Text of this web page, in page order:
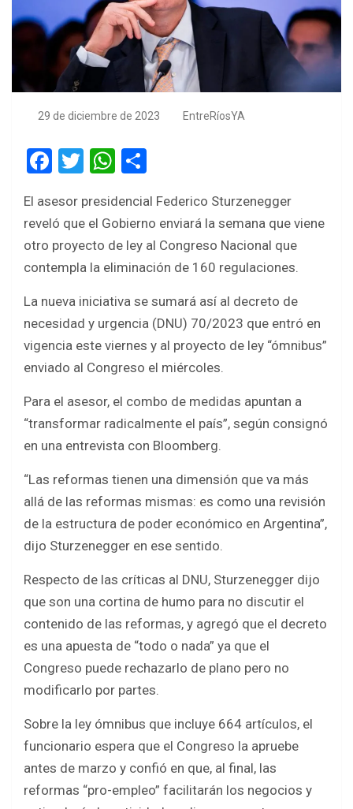
29 de diciembre de 2023 EntreRíosYA
F
ce
b
o
k
T
tt
er
W
at
s
A
p
ar
e
El asesor presidencial Federico Sturzenegger
reveló que el Gobierno enviará la semana que viene
otro proyecto de ley al Congreso Nacional que
contempla la eliminación de 160 regulaciones.
La nueva iniciativa se sumará así al decreto de
necesidad y urgencia (DNU) 70/2023 que entró en
vigencia este viernes y al proyecto de ley “ómnibus”
enviado al Congreso el miércoles.
Para el asesor, el combo de medidas apuntan a
“transformar radicalmente el país”, según consignó
en una entrevista con Bloomberg.
“Las reformas tienen una dimensión que va más
allá de las reformas mismas: es como una revisión
de la estructura de poder económico en Argentina”,
dijo Sturzenegger en ese sentido.
Respecto de las críticas al DNU, Sturzenegger dijo
que son una cortina de humo para no discutir el
contenido de las reformas, y agregó que el decreto
es una apuesta de “todo o nada” ya que el
Congreso puede rechazarlo de plano pero no
modificarlo por partes.
Sobre la ley ómnibus que incluye 664 artículos, el
funcionario espera que el Congreso la apruebe
antes de marzo y confió en que, al final, las
reformas “pro-empleo” facilitarán los negocios y